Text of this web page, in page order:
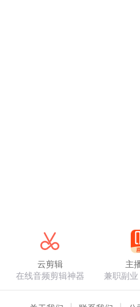
云剪辑
在线音频剪辑神器
主
兼职副